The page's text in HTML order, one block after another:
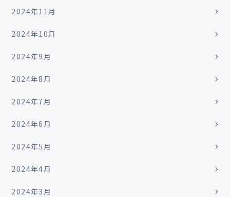
2024年11月
2024年10月
2024年9月
2024年8月
2024年7月
2024年6月
2024年5月
2024年4月
2024年3月